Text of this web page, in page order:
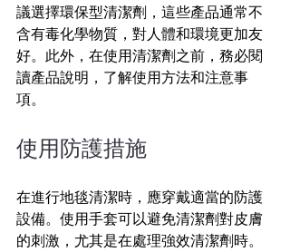
議選擇環保型清潔劑，這些產品通常不
含有毒化學物質，對人體和環境更加友
好。此外，在使用清潔劑之前，務必閱
讀產品說明，了解使用方法和注意事
項。
使用防護措施
在進行地毯清潔時，應穿戴適當的防護
設備。使用手套可以避免清潔劑對皮膚
的刺激，尤其是在處理強效清潔劑時。